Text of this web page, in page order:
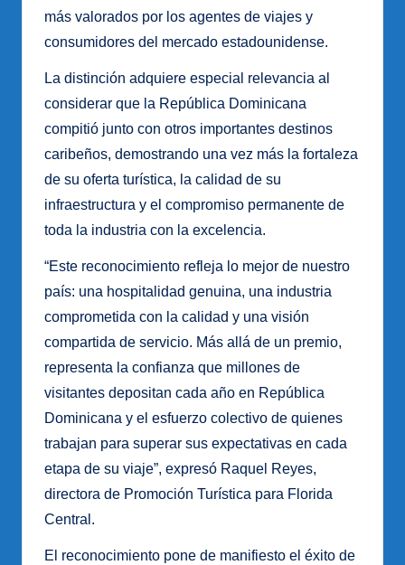
más valorados por los agentes de viajes y
consumidores del mercado estadounidense.
La distinción adquiere especial relevancia al
considerar que la República Dominicana
compitió junto con otros importantes destinos
caribeños, demostrando una vez más la fortaleza
de su oferta turística, la calidad de su
infraestructura y el compromiso permanente de
toda la industria con la excelencia.
“Este reconocimiento refleja lo mejor de nuestro
país: una hospitalidad genuina, una industria
comprometida con la calidad y una visión
compartida de servicio. Más allá de un premio,
representa la confianza que millones de
visitantes depositan cada año en República
Dominicana y el esfuerzo colectivo de quienes
trabajan para superar sus expectativas en cada
etapa de su viaje”, expresó Raquel Reyes,
directora de Promoción Turística para Florida
Central.
El reconocimiento pone de manifiesto el éxito de